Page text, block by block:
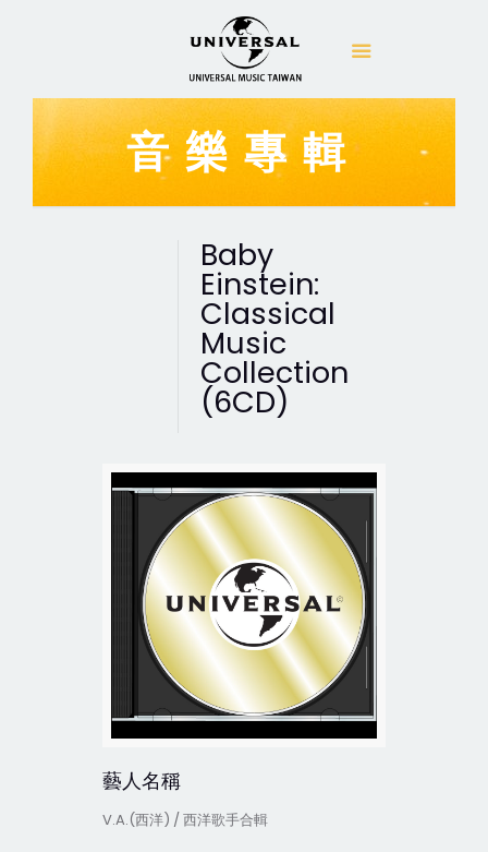
音樂專輯
Baby
Einstein:
Classical
Music
Collection
(6CD)
藝人名稱
V.A.(西洋) / 西洋歌手合輯